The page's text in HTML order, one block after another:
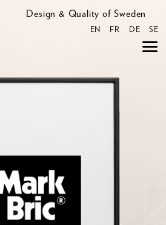
Design & Quality of Sweden
EN FR DE SE